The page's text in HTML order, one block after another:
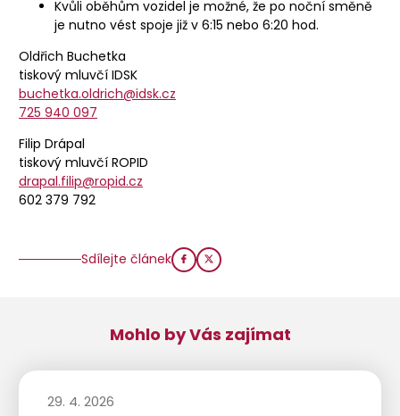
Kvůli oběhům vozidel je možné, že po noční směně
je nutno vést spoje již v 6:15 nebo 6:20 hod.
Oldřich Buchetka
tiskový mluvčí IDSK
buchetka.oldrich@idsk.cz
725 940 097
Filip Drápal
tiskový mluvčí ROPID
drapal.filip@ropid.cz
602 379 792
Sdílejte článek
Mohlo by Vás zajímat
29. 4. 2026